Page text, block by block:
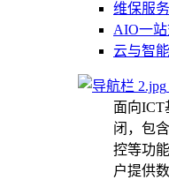
维保服务
AIO一
云与智
面向ICT
闭，包
控等功
户提供